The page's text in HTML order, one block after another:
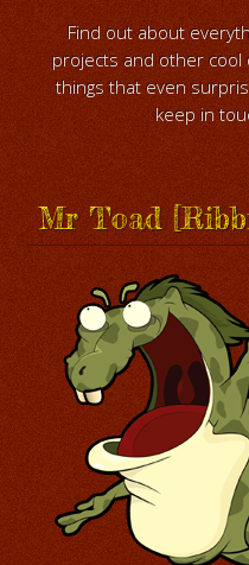
Find out about
projects and other cool
things that even
keep in
Mr Toad